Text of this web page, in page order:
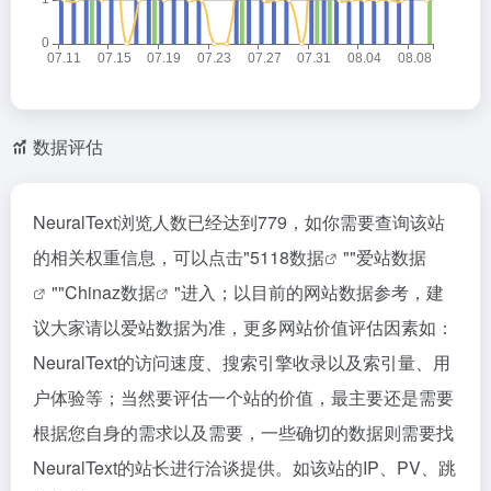
数据评估
NeuralText浏览人数已经达到779，如你需要查询该站
的相关权重信息，可以点击"5118数据 ""爱站数据
""Chinaz数据
"进入；以目前的网站数据参考，建
议大家请以爱站数据为准，更多网站价值评估因素如：
NeuralText的访问速度、搜索引擎收录以及索引量、用
户体验等；当然要评估一个站的价值，最主要还是需要
根据您自身的需求以及需要，一些确切的数据则需要找
NeuralText的站长进行洽谈提供。如该站的IP、PV、跳